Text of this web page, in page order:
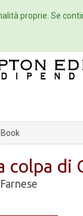
Eventi
colpa di
proprie. Se